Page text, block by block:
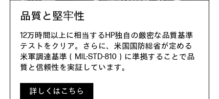
品質と堅牢性
12万時間以上に相当するHP独自の厳密な品質基準
テストをクリア。さらに、米国国防総省が定める
米軍調達基準（MIL-STD-810）に準拠することで品
質と信頼性を実証しています。
詳しくはこちら